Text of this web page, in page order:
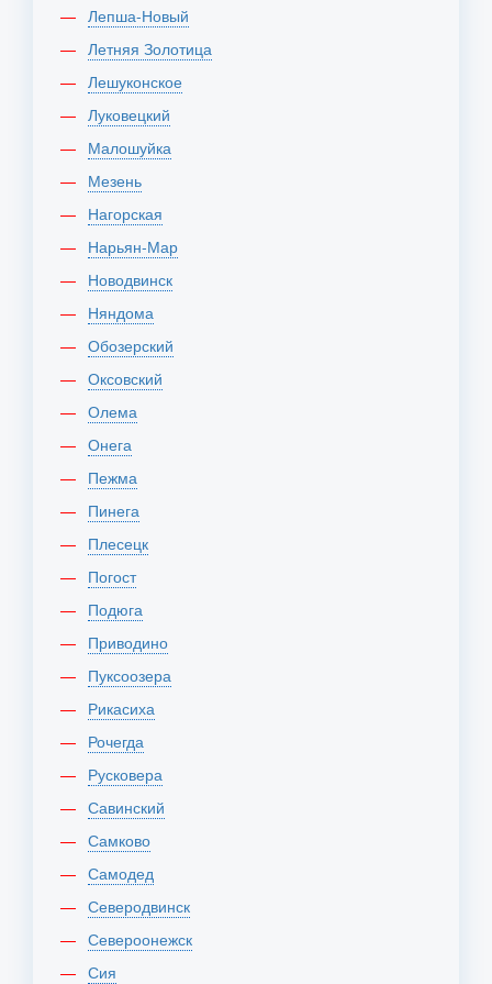
Лепша-Новый
Летняя Золотица
Лешуконское
Луковецкий
Малошуйка
Мезень
Нагорская
Нарьян-Мар
Новодвинск
Няндома
Обозерский
Оксовский
Олема
Онега
Пежма
Пинега
Плесецк
Погост
Подюга
Приводино
Пуксоозера
Рикасиха
Рочегда
Русковера
Савинский
Самково
Самодед
Северодвинск
Североонежск
Сия